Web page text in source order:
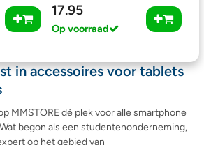
17.95
Op voorraad
in accessoires voor tablets
MMSTORE dé plek voor alle smartphone
begon als een studentenonderneming,
op het gebied van